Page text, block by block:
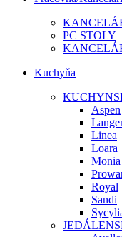
PC STOLY
Kuchyňa
Aspen
Linea
Loara
Monia
Royal
Sandi